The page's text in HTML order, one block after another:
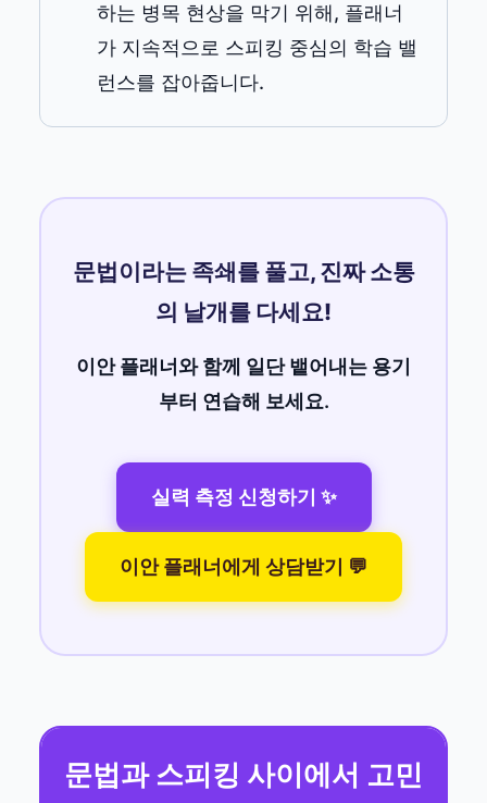
하는 병목 현상을 막기 위해, 플래너
가 지속적으로 스피킹 중심의 학습 밸
런스를 잡아줍니다.
문법이라는 족쇄를 풀고, 진짜 소통
의 날개를 다세요!
이안 플래너와 함께 일단 뱉어내는 용기
부터 연습해 보세요.
실력 측정 신청하기 ✨
이안 플래너에게 상담받기 💬
문법과 스피킹 사이에서 고민